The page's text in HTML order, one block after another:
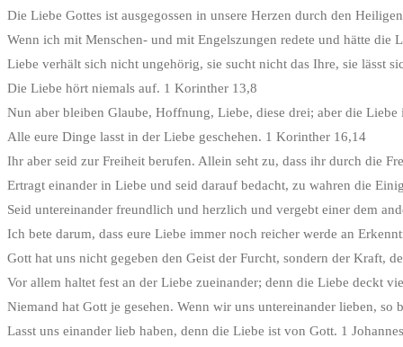
Die Liebe Gottes ist ausgegossen in unsere Herzen durch den
Wenn ich mit Menschen- und mit Engelszungen redete und hätte
Liebe verhält sich nicht ungehörig, sie sucht nicht das Ihre, sie lässt
Die Liebe hört niemals auf. 1 Korinther 13,8
Nun aber bleiben Glaube, Hoffnung, Liebe, diese drei; aber die
Alle eure Dinge lasst in der Liebe geschehen. 1 Korinther 16,14
Ihr aber seid zur Freiheit berufen. Allein seht zu, dass ihr durch die
Ertragt einander in Liebe und seid darauf bedacht, zu wahren die
Seid untereinander freundlich und herzlich und vergebt einer dem
Ich bete darum, dass eure Liebe immer noch reicher werde an
Gott hat uns nicht gegeben den Geist der Furcht, sondern der Kraft,
Vor allem haltet fest an der Liebe zueinander; denn die Liebe deckt
Niemand hat Gott je gesehen. Wenn wir uns untereinander lieben,
Lasst uns einander lieb haben, denn die Liebe ist von Gott. 1